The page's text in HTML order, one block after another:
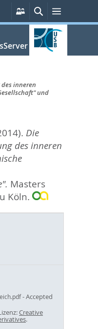
Persönliche
Services
SucheMenü
inneren
und
Die
des inneren
Masters
Köln.
- Accepted
Creative
.